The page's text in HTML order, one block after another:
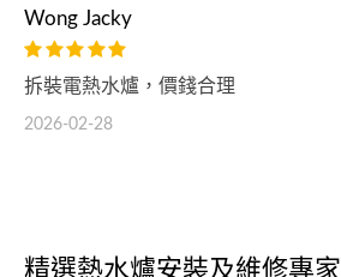
Wong Jacky
拆裝電熱水爐，價錢合理
2026-02-28
精選熱水爐安裝及維修專家